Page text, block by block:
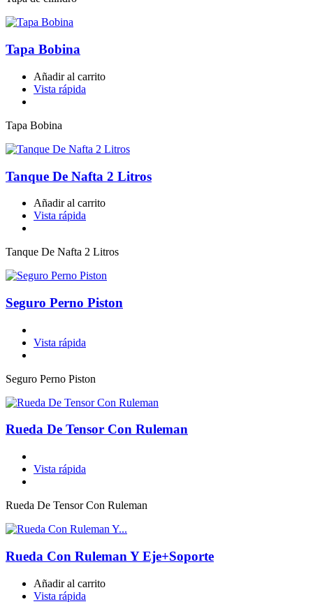
Tapa Bobina
Añadir al carrito
Vista rápida
Tapa Bobina
Tanque De Nafta 2 Litros
Añadir al carrito
Vista rápida
Tanque De Nafta 2 Litros
Seguro Perno Piston
Vista rápida
Seguro Perno Piston
Rueda De Tensor Con Ruleman
Vista rápida
Rueda De Tensor Con Ruleman
Rueda Con Ruleman Y Eje+Soporte
Añadir al carrito
Vista rápida